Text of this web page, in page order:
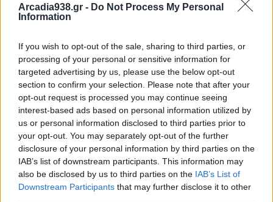
Arcadia938.gr - Do Not Process My Personal
Information
If you wish to opt-out of the sale, sharing to third parties, or
processing of your personal or sensitive information for
targeted advertising by us, please use the below opt-out
section to confirm your selection. Please note that after your
opt-out request is processed you may continue seeing
interest-based ads based on personal information utilized by
us or personal information disclosed to third parties prior to
your opt-out. You may separately opt-out of the further
disclosure of your personal information by third parties on the
IAB’s list of downstream participants. This information may
also be disclosed by us to third parties on the IAB’s List of
Downstream Participants that may further disclose it to other
Ποιοι τελικά θα πληρώσουν το τίμημα αυτών των
συνήθως, «κανείς»;
Γιατί η φωνή της ευθύνης ακούγεται μόνο τώρα, εκ
των υστέρων, όταν η Δικαιοσύνη έχει ήδη
παρέμβει;
Κύριε Δήμαρχε,
η Αυτοδιοίκηση πράγματι δεν είναι υποκατάστημα